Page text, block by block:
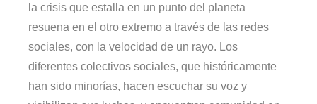
la crisis que estalla en un punto del planeta
resuena en el otro extremo a través de las redes
sociales, con la velocidad de un rayo. Los
diferentes colectivos sociales, que históricamente
han sido minorías, hacen escuchar su voz y